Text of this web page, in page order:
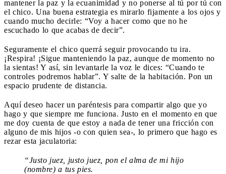
mantener la paz y la ecuanimidad y no ponerse al tú por tú con
el chico. Una buena estrategia es mirarlo fijamente a los ojos y
cuando mucho decirle: “Voy a hacer como que no he
escuchado lo que acabas de decir”.
Seguramente el chico querrá seguir provocando tu ira.
¡Respira! ¡Sigue manteniendo la paz, aunque de momento no
la sientas! Y así, sin levantarle la voz le dices: “Cuando te
controles podremos hablar”. Y salte de la habitación. Pon un
espacio prudente de distancia.
Aquí deseo hacer un paréntesis para compartir algo que yo
hago y que siempre me funciona. Justo en el momento en que
me doy cuenta de que estoy a nada de tener una fricción con
alguno de mis hijos -o con quien sea-, lo primero que hago es
rezar esta jaculatoria:
“Justo juez, justo juez, pon el alma de mi hijo
(nombre) a tus pies.